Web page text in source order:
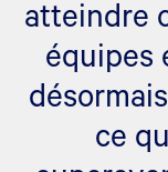
atteindre
équipes
ce